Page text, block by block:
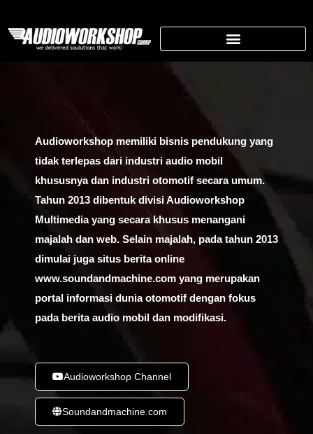
content
Audioworkshop memiliki bisnis pendukung yang
tidak terlepas dari industri audio mobil
khususnya dan industri otomotif secara umum.
Tahun 2013 dibentuk divisi Audioworkshop
Multimedia yang secara khusus menangani
majalah dan web. Selain majalah, pada tahun 2013
dimulai juga situs berita online
www.soundandmachine.com yang merupakan
portal informasi dunia otomotif dengan fokus
pada berita audio mobil dan modifikasi.
Audioworkshop Channel
Soundandmachine.com